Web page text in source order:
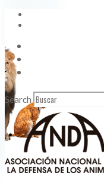
Search